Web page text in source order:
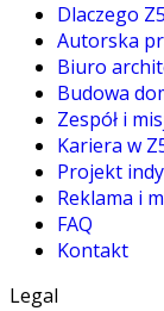
Dlaczego
Autorska
Biuro
Budowa
Zespół i
Kariera w
Projekt
Reklama i
FAQ
Kontakt
Legal